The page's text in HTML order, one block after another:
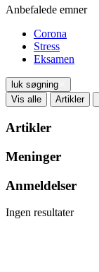
Anbefalede emner
Corona
Stress
Eksamen
luk søgning
Vis alle
Artikler
Artikler
Meninger
Anmeldelser
Ingen resultater